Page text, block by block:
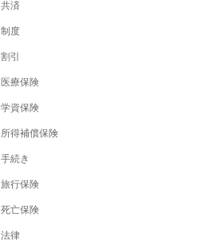
共済
制度
割引
医療保険
学資保険
所得補償保険
手続き
旅行保険
死亡保険
法律